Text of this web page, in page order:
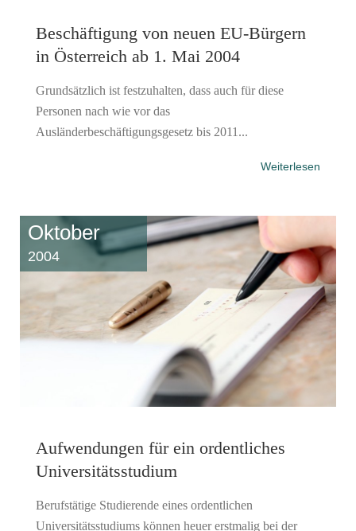
Beschäftigung von neuen EU-Bürgern
in Österreich ab 1. Mai 2004
Grundsätzlich ist festzuhalten, dass auch für diese
Personen nach wie vor das
Ausländerbeschäftigungsgesetz bis 2011...
Weiterlesen
Oktober
2004
Aufwendungen für ein ordentliches
Universitätsstudium
Berufstätige Studierende eines ordentlichen
Universitätsstudiums können heuer erstmalig bei der